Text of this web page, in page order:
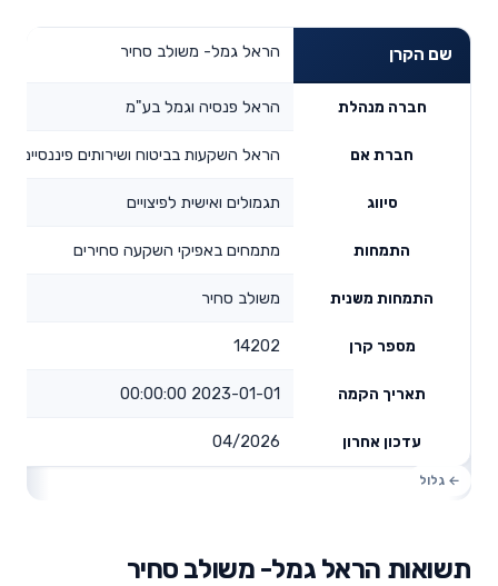
שם הקרן הראל גמל- משולב סחיר
חברה מנהלת הראל פנסיה וגמל בע"מ
חברת אם הראל השקעות בביטוח ושירותים פיננסיים
סיווג תגמולים ואישית לפיצויים
התמחות מתמחים באפיקי השקעה סחירים
התמחות משנית משולב סחיר
מספר קרן 14202
תאריך הקמה 2023-01-01 00:00:00
עדכון אחרון 04/2026
תשואות הראל גמל- משולב סחיר